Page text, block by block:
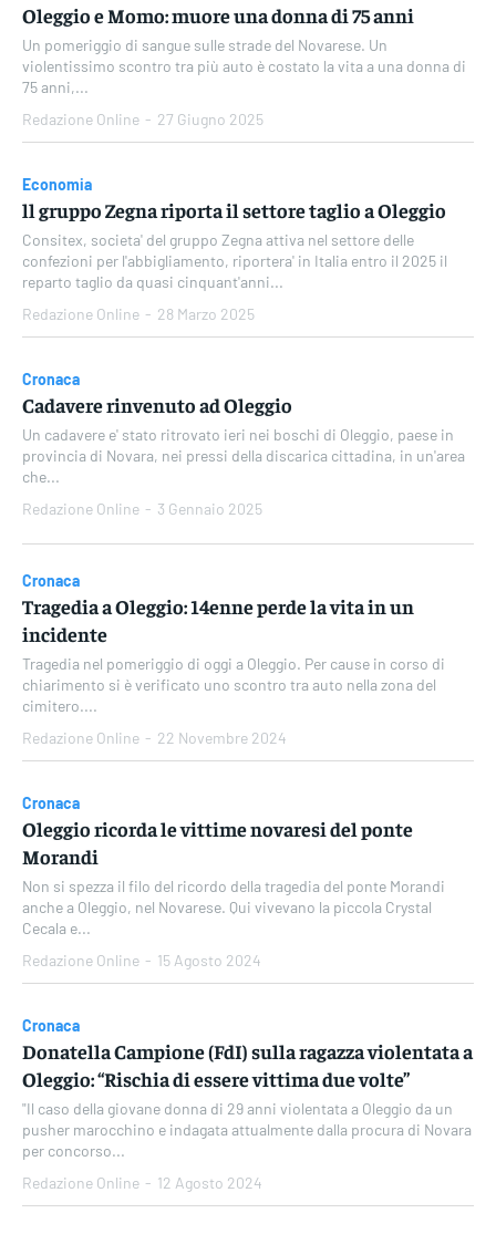
Oleggio e Momo: muore una donna di 75 anni
Un pomeriggio di sangue sulle strade del Novarese. Un
violentissimo scontro tra più auto è costato la vita a una donna di
75 anni,...
Redazione Online - 27 Giugno 2025
Economia
ll gruppo Zegna riporta il settore taglio a Oleggio
Consitex, societa' del gruppo Zegna attiva nel settore delle
confezioni per l'abbigliamento, riportera' in Italia entro il 2025 il
reparto taglio da quasi cinquant'anni...
Redazione Online - 28 Marzo 2025
Cronaca
Cadavere rinvenuto ad Oleggio
Un cadavere e' stato ritrovato ieri nei boschi di Oleggio, paese in
provincia di Novara, nei pressi della discarica cittadina, in un'area
che...
Redazione Online - 3 Gennaio 2025
Cronaca
Tragedia a Oleggio: 14enne perde la vita in un
incidente
Tragedia nel pomeriggio di oggi a Oleggio. Per cause in corso di
chiarimento si è verificato uno scontro tra auto nella zona del
cimitero....
Redazione Online - 22 Novembre 2024
Cronaca
Oleggio ricorda le vittime novaresi del ponte
Morandi
Non si spezza il filo del ricordo della tragedia del ponte Morandi
anche a Oleggio, nel Novarese. Qui vivevano la piccola Crystal
Cecala e...
Redazione Online - 15 Agosto 2024
Cronaca
Donatella Campione (FdI) sulla ragazza violentata a
Oleggio: “Rischia di essere vittima due volte”
"Il caso della giovane donna di 29 anni violentata a Oleggio da un
pusher marocchino e indagata attualmente dalla procura di Novara
per concorso...
Redazione Online - 12 Agosto 2024